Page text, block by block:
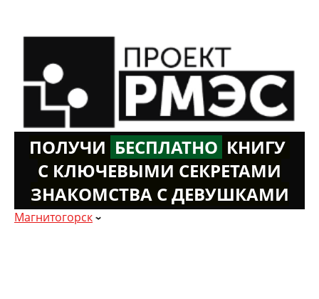
ПОЛУЧИ БЕСПЛАТНО КНИГУ
С КЛЮЧЕВЫМИ СЕКРЕТАМИ
ЗНАКОМСТВА С ДЕВУШКАМИ
Магнитогорск